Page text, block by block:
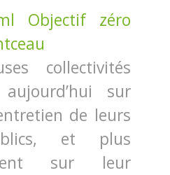
Objectif zéro
collectivités
aujourd’hui sur
de leurs
et plus
sur leur